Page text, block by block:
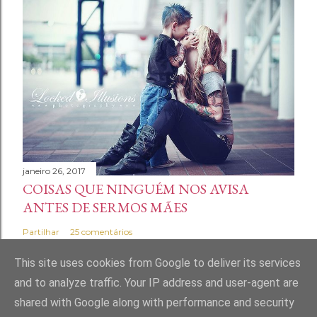
janeiro 26, 2017
COISAS QUE NINGUÉM NOS AVISA
ANTES DE SERMOS MÃES
Partilhar 25 comentários
This site uses cookies from Google to deliver its services
and to analyze traffic. Your IP address and user-agent are
shared with Google along with performance and security